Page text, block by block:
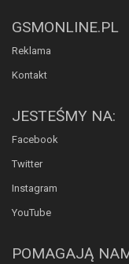
GSMONLINE.PL
Reklama
Kontakt
JESTEŚMY NA:
Facebook
Twitter
Instagram
YouTube
POMAGAJĄ